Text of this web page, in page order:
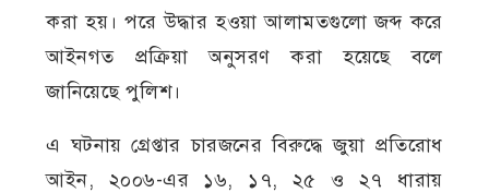
করা হয়। পরে উদ্ধার হওয়া আলামতগুলো জব্দ করে
আইনগত প্রক্রিয়া অনুসরণ করা হয়েছে বলে
জানিয়েছে পুলিশ।
এ ঘটনায় গ্রেপ্তার চারজনের বিরুদ্ধে জুয়া প্রতিরোধ
আইন, ২০০৬-এর ১৬, ১৭, ২৫ ও ২৭ ধারায়